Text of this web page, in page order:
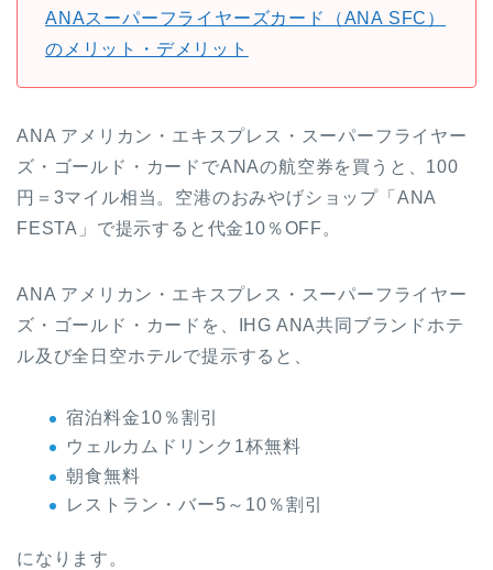
ANAスーパーフライヤーズカード（ANA SFC）
のメリット・デメリット
ANA アメリカン・エキスプレス・スーパーフライヤー
ズ・ゴールド・カードでANAの航空券を買うと、100
円＝3マイル相当。空港のおみやげショップ「ANA
FESTA」で提示すると代金10％OFF。
ANA アメリカン・エキスプレス・スーパーフライヤー
ズ・ゴールド・カードを、IHG ANA共同ブランドホテ
ル及び全日空ホテルで提示すると、
宿泊料金10％割引
ウェルカムドリンク1杯無料
朝食無料
レストラン・バー5～10％割引
になります。